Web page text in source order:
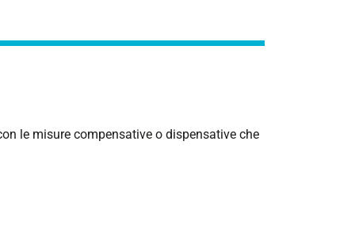
le misure compensative o dispensative che